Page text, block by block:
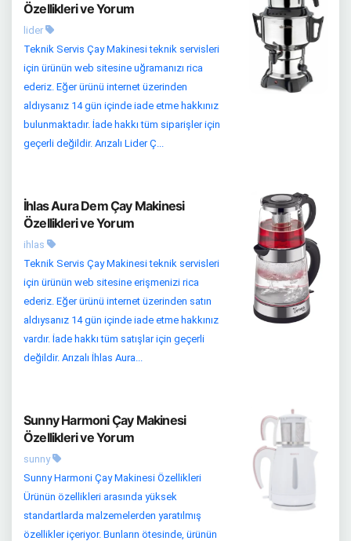
Özellikleri ve Yorum
lider
Teknik Servis Çay Makinesi teknik servisleri
için ürünün web sitesine uğramanızı rica
ederiz. Eğer ürünü internet üzerinden
aldıysanız 14 gün içinde iade etme hakkınız
bulunmaktadır. İade hakkı tüm siparişler için
geçerli değildir. Arızalı Lider Ç...
İhlas Aura Dem Çay Makinesi
Özellikleri ve Yorum
ihlas
Teknik Servis Çay Makinesi teknik servisleri
için ürünün web sitesine erişmenizi rica
ederiz. Eğer ürünü internet üzerinden satın
aldıysanız 14 gün içinde iade etme hakkınız
vardır. İade hakkı tüm satışlar için geçerli
değildir. Arızalı İhlas Aura...
Sunny Harmoni Çay Makinesi
Özellikleri ve Yorum
sunny
Sunny Harmoni Çay Makinesi Özellikleri
Ürünün özellikleri arasında yüksek
standartlarda malzemelerden yaratılmış
özellikler içeriyor. Bunların ötesinde, ürünün